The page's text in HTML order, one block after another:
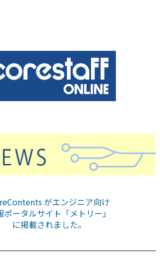
がエンジニア向け
ポータルサイト「メトリー」
に掲載されました。